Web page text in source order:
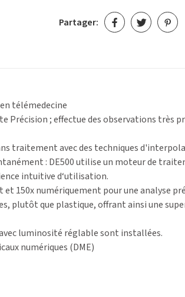
Partager:
télémedecine
Précision ; effectue des observations très
traitement avec des techniques
: DE500 utilise un moteur de
intuitive d‘utilisation.
et 150x numériquement pour une analyse
plutôt que plastique, offrant ainsi une
luminosité réglable sont installées.
numériques (DME)